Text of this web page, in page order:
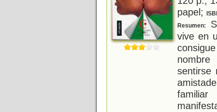
papel;
Resumen:
vive en
sentirse